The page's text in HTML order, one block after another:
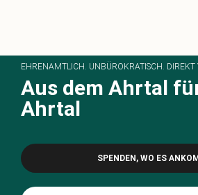
EHRENAMTLICH. UNBÜROKRATISCH. DIREKT
Aus dem Ahrtal
Ahrtal
SPENDEN, WO ES